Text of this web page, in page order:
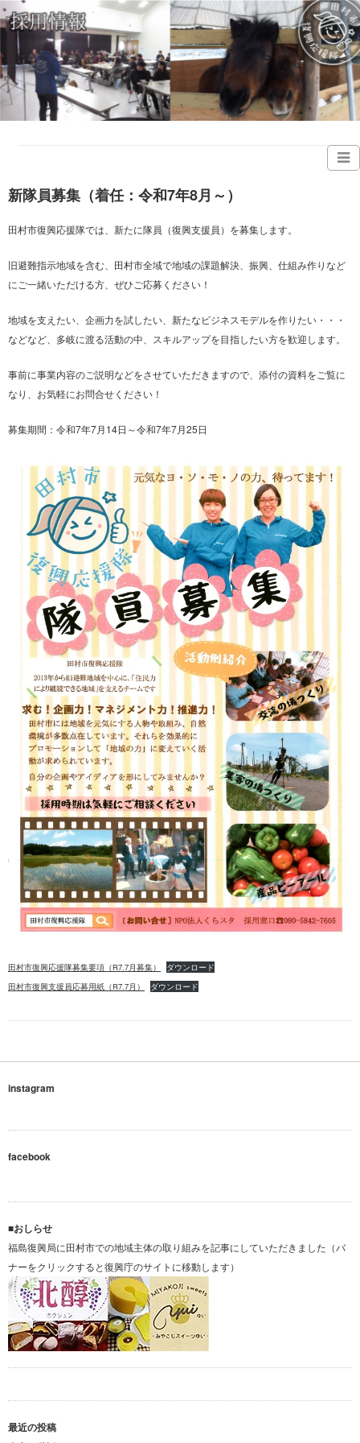
新隊員募集（着任：令和7年8月～）
田村市復興応援隊では、新たに隊員（復興支援員）を募集します。
旧避難指示地域を含む、田村市全域で地域の課題解決、振興、仕組み作りなど
にご一緒いただける方、ぜひご応募ください！
地域を支えたい、企画力を試したい、新たなビジネスモデルを作りたい・・・
などなど、多岐に渡る活動の中、スキルアップを目指したい方を歓迎します。
事前に事業内容のご説明などをさせていただきますので、添付の資料をご覧に
なり、お気軽にお問合せください！
募集期間：令和7年7月14日～令和7年7月25日
田村市復興応援隊募集要項（R7.7月募集）
ダウンロード
田村市復興支援員応募用紙（R7.7月）
ダウンロード
instagram
facebook
■おしらせ
福島復興局に田村市での地域主体の取り組みを記事にしていただきました（バ
ナーをクリックすると復興庁のサイトに移動します）
最近の投稿